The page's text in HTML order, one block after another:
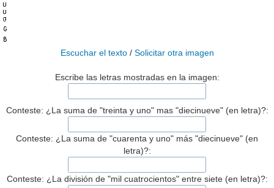
Escuchar el texto/ Solicitar otra imagen
Escribe las letras mostradas en la imagen:
Conteste: ¿La suma de "treinta y uno" mas "diecinueve" (en letra)?:
Conteste: ¿La suma de "cuarenta y uno" más "diecinueve" (en
letra)?:
Conteste: ¿La división de "mil cuatrocientos" entre siete (en letra)?: